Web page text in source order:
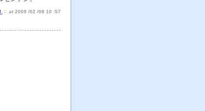
： at 2009 /02 /08 10 :57